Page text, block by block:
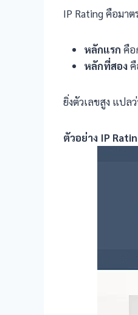
IP Rating คือมา
หลักแรก คือ
หลักที่สองคื
ยิ่งตัวเลขสูง แปล
ตัวอย่าง IP